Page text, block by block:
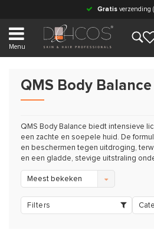
Gratisverzending
Menu
QMS Body
QMS Body Balance biedt intensieve
een zachte en soepele huid. De
en beschermen tegen uitdroging,
en een gladde, stevige uitstraling
Meest bekeken
Filters